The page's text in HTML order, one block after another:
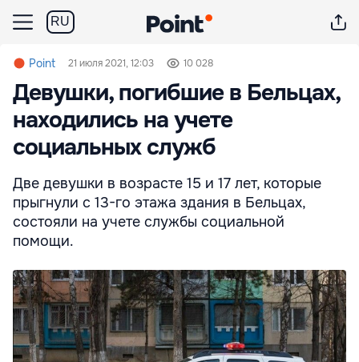
RU
Point 21 июля 2021, 12:03 10 028
Девушки, погибшие в Бельцах,
находились на учете
социальных служб
Две девушки в возрасте 15 и 17 лет, которые
прыгнули с 13-го этажа здания в Бельцах,
состояли на учете службы социальной
помощи.